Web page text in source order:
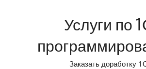
Услуги по
Заказать доработку